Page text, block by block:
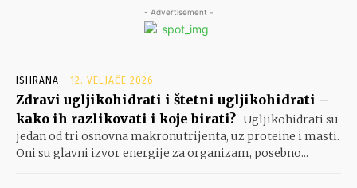
- Advertisement -
ISHRANA 12. VELJAČE 2026.
Zdravi ugljikohidrati i štetni ugljikohidrati –
kako ih razlikovati i koje birati? Ugljikohidrati su
jedan od tri osnovna makronutrijenta, uz proteine i masti.
Oni su glavni izvor energije za organizam, posebno...